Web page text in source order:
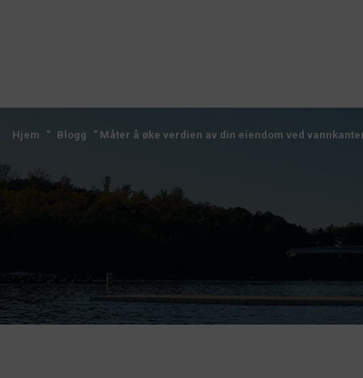
Hjem " Blogg " Måter å øke verdien av din eiendom ved